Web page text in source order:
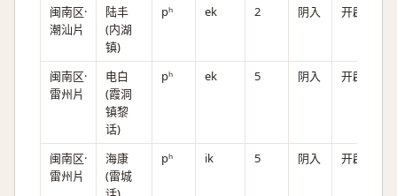
闽南区·
潮汕片
陆丰
(内湖
镇)
pʰ ek 2 阴入 开辟
闽南区·
雷州片
电白
(霞洞
镇黎
话)
pʰ ek 5 阴入 开辟
闽南区·
雷州片
海康
(雷城
pʰ ik 5 阴入 开辟